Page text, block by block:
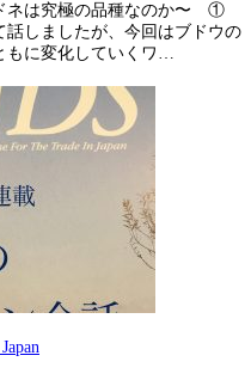
ネは究極の品種なのか〜 ①
しましたが、今回はブドウの
もに変化していくワ…